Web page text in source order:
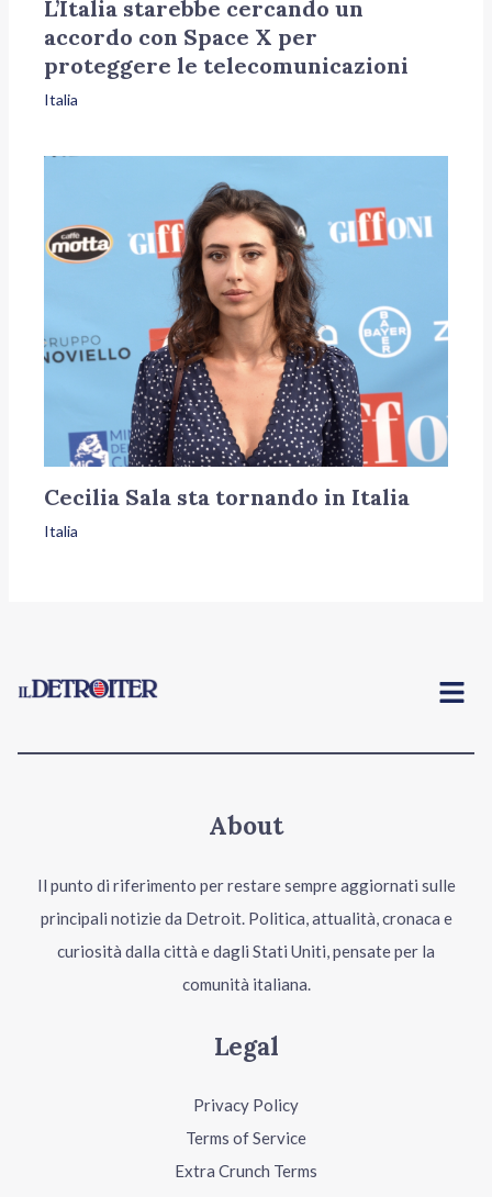
L’Italia starebbe cercando un
accordo con Space X per
proteggere le telecomunicazioni
Italia
Cecilia Sala sta tornando in Italia
Italia
Menu
About
Il punto di riferimento per restare sempre aggiornati sulle
principali notizie da Detroit. Politica, attualità, cronaca e
curiosità dalla città e dagli Stati Uniti, pensate per la
comunità italiana.
Legal
Privacy Policy
Terms of Service
Extra Crunch Terms